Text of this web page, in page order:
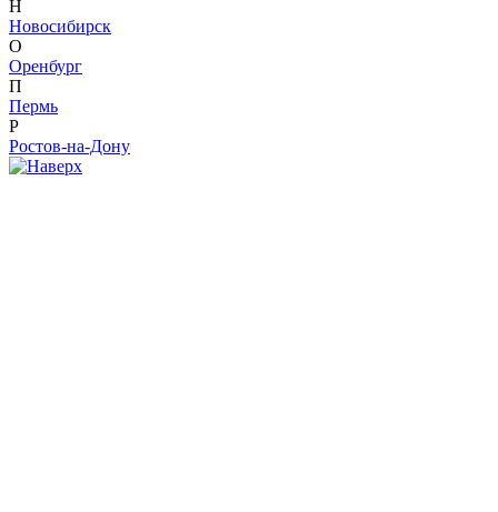
Н
Новосибирск
О
Оренбург
П
Пермь
Р
Ростов-на-Дону